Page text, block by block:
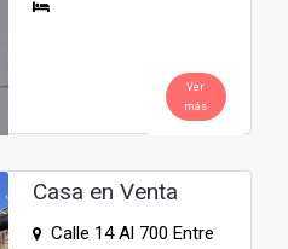
Ver
más
Casa en Venta
Calle 14 Al 700 Entre